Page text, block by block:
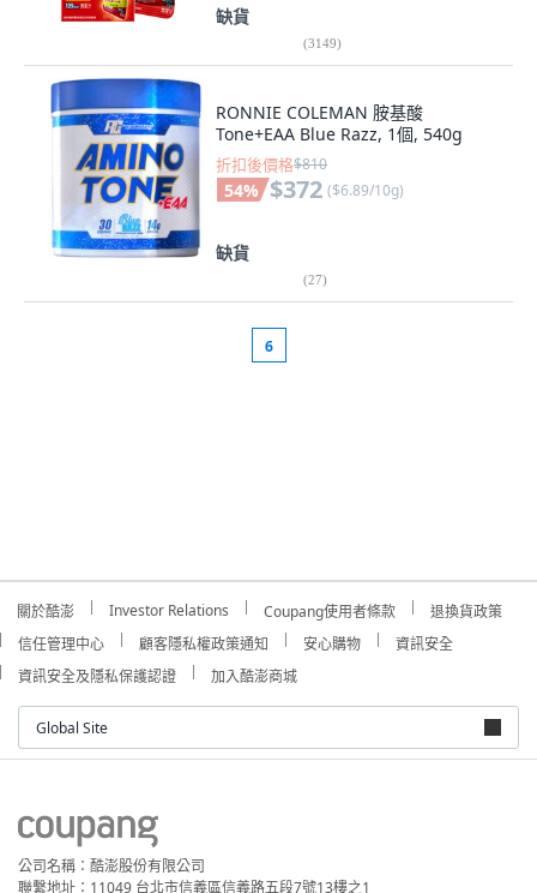
缺貨
(3149)
RONNIE COLEMAN 胺基酸
Tone+EAA Blue Razz, 1個, 540g
折扣後價格$810
54% $372 ($6.89/10g)
缺貨
(27)
6
關於酷澎 Investor Relations Coupang使用者條款
退換貨政策
信任管理中心
顧客隱私權政策通知 安心購物
資訊安全
資訊安全及隱私保護認證
加入酷澎商城
Global Site
公司名稱：酷澎股份有限公司
聯繫地址：11049 台北市信義區信義路五段7號13樓之1